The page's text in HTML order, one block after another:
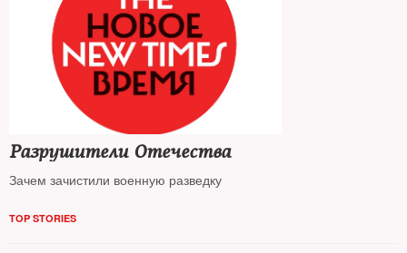
Разрушители Отечества
Зачем зачистили военную разведку
TOP STORIES